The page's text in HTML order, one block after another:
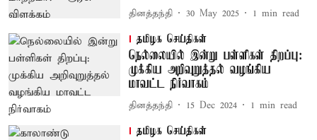
தினத்தந்தி 30 May 2025 1 min read
தமிழக செய்திகள்
நெல்லையில் இன்று பள்ளிகள் திறப்பு:
முக்கிய அறிவுறுத்தல் வழங்கிய
மாவட்ட நிர்வாகம்
தினத்தந்தி 15 Dec 2024 1 min read
தமிழக செய்திகள்